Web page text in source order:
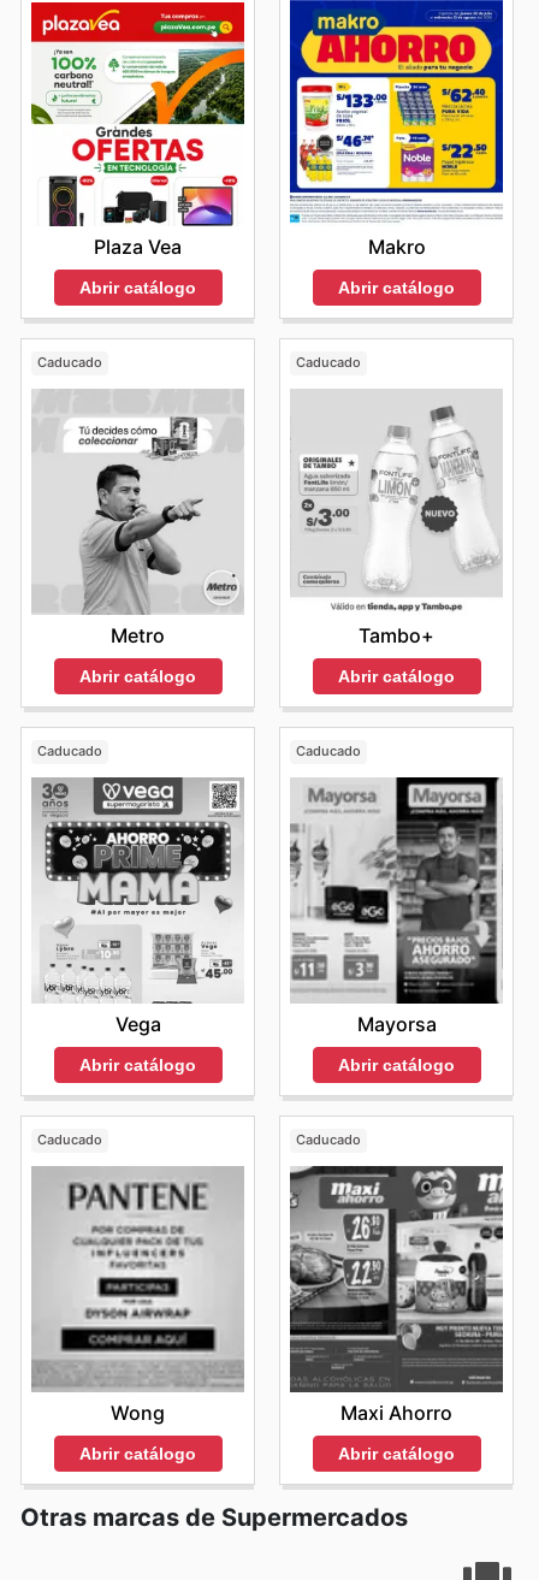
marcas predilectas. Los animan a explorar las últimas
ofertas disponibles en su plataforma en línea y a
mantenerse al tanto de las novedades y promociones
por tiempo limitado.
Visita el sitio web de Vivanda hoy mismo para descubrir
las mejores marcas y empieza a ahorrar ahora.
Plaza Vea
Abrir catálogo
Makro
Abrir catálogo
Caducado
Metro
Abrir catálogo
Caducado
Tambo+
Abrir catálogo
Caducado
Vega
Abrir catálogo
Caducado
Mayorsa
Abrir catálogo
Caducado
Wong
Abrir catálogo
Caducado
Maxi Ahorro
Abrir catálogo
Otras marcas de Supermercados